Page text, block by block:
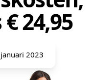
24,95
2023